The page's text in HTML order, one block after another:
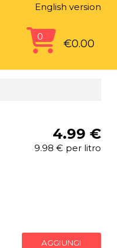
English version
0
€0.00
4.99 €
9.98 € per litro
AGGIUNGI